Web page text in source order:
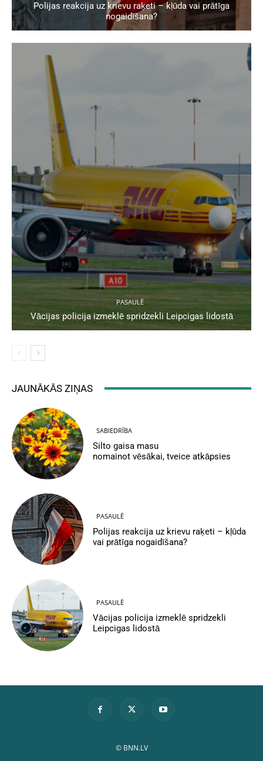
Polijas reakcija uz krievu raķeti – kļūda vai prātīga
nogaidīšana?
PASAULĒ
Vācijas policija izmeklē spridzekli Leipcigas lidostā
JAUNĀKĀS ZIŅAS
SABIEDRĪBA
Silto gaisa masu
nomainot vēsākai, tveice atkāpsies
PASAULĒ
Polijas reakcija uz krievu raķeti – kļūda
vai prātīga nogaidīšana?
PASAULĒ
Vācijas policija izmeklē spridzekli
Leipcigas lidostā
© BNN.LV